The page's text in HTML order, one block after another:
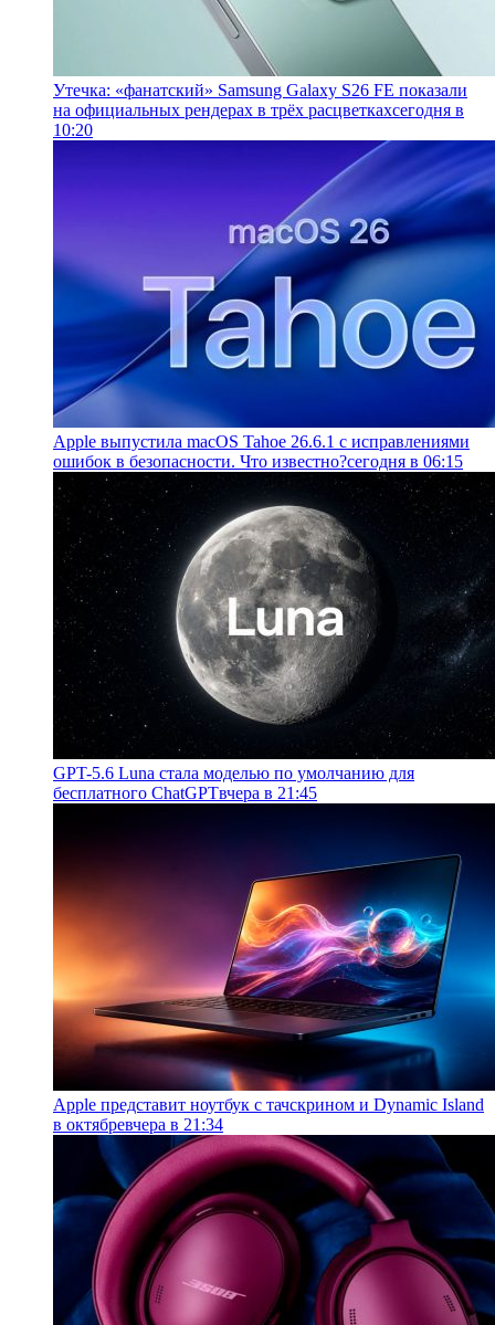
Утечка: «фанатский» Samsung Galaxy S26 FE показали
на официальных рендерах в трёх расцветкахсегодня в
10:20
Apple выпустила macOS Tahoe 26.6.1 с исправлениями
ошибок в безопасности. Что известно?сегодня в 06:15
GPT-5.6 Luna стала моделью по умолчанию для
бесплатного ChatGPTвчера в 21:45
Apple представит ноутбук с тачскрином и Dynamic Island
в октябревчера в 21:34